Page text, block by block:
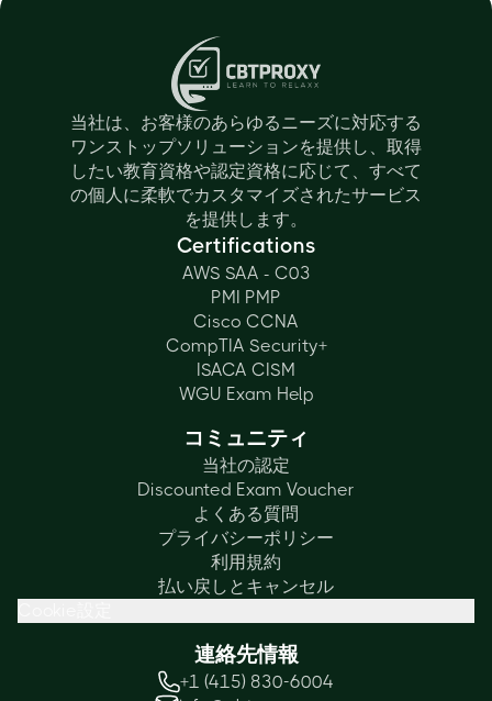
当社は、お客様のあらゆるニーズに対応する
ワンストップソリューションを提供し、取得
したい教育資格や認定資格に応じて、すべて
の個人に柔軟でカスタマイズされたサービス
を提供します。
Certifications
AWS SAA - C03
PMI PMP
Cisco CCNA
CompTIA Security+
ISACA CISM
WGU Exam Help
コミュニティ
当社の認定
Discounted Exam Voucher
よくある質問
プライバシーポリシー
利用規約
払い戻しとキャンセル
連絡先情報
+1 (415) 830-6004